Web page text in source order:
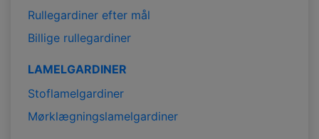
Rullegardiner efter mål
Billige rullegardiner
LAMELGARDINER
Stoflamelgardiner
Mørklægningslamelgardiner